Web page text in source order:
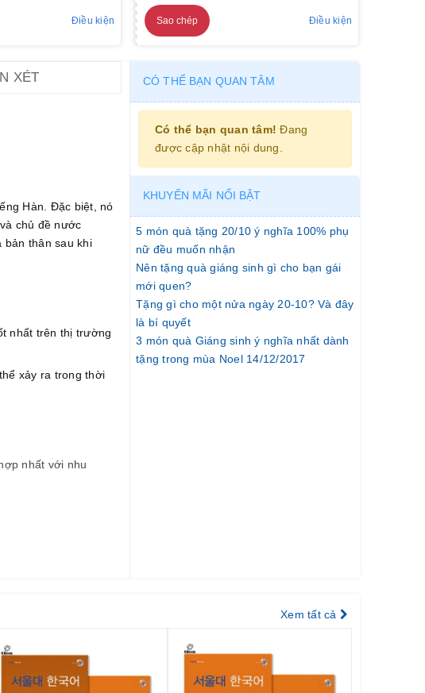
Điều kiện Sao chép Điều kiện
XÉT
Hàn. Đặc biệt, nó
chủ đề nước
bản thân sau khi
nhất trên thị trường
xảy ra trong thời
nhất với nhu
CÓ THỂ BẠN QUAN TÂM
Có thể bạn quan tâm! Đang
được cập nhật nội dung.
KHUYẾN MÃI NỔI BẬT
5 món quà tặng 20/10 ý nghĩa 100% phụ
nữ đều muốn nhận
Nên tặng quà giáng sinh gì cho bạn gái
mới quen?
Tặng gì cho một nửa ngày 20-10? Và đây
là bí quyết
3 món quà Giáng sinh ý nghĩa nhất dành
tặng trong mùa Noel 14/12/2017
Xem tất cả